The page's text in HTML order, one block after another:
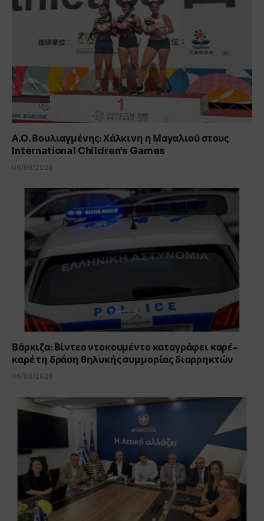
Α.Ο. Βουλιαγμένης: Χάλκινη η Μαγαλιού στους
International Children’s Games
06/08/2026
Βάρκιζα: Βίντεο ντοκουμέντο καταγράφει καρέ-
καρέ τη δράση θηλυκής συμμορίας διαρρηκτών
06/08/2026